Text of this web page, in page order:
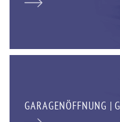
GARAGENÖFFNUNG |